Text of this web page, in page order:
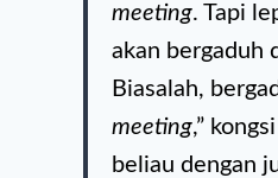
meeting. Tapi
akan bergaduh
Biasalah,
meeting,”
beliau dengan